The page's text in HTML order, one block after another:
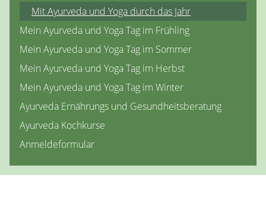
Mit Ayurveda und Yoga durch das Jahr
Mein Ayurveda und Yoga Tag im Frühling
Mein Ayurveda und Yoga Tag im Sommer
Mein Ayurveda und Yoga Tag im Herbst
Mein Ayurveda und Yoga Tag im Winter
Ayurveda Ernährungs und Gesundheitsberatung
Ayurveda Kochkurse
Anmeldeformular